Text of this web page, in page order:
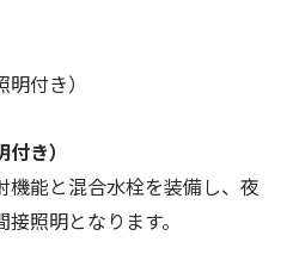
き）
機能と混合水栓を装備し、夜
照明となります。